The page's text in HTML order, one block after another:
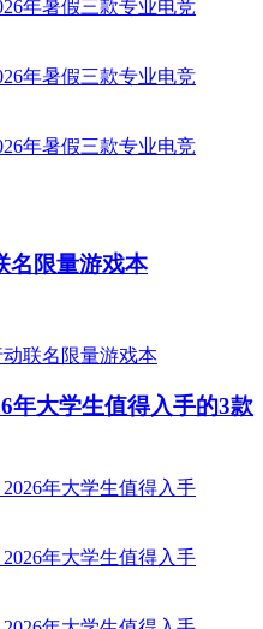
名限量游戏本
年大学生值得入手的3款